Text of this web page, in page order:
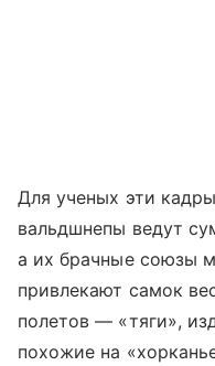
Для ученых эти
вальдшнепы ведут
а их брачные союзы
привлекают самок
полетов — «тяги»,
похожие на